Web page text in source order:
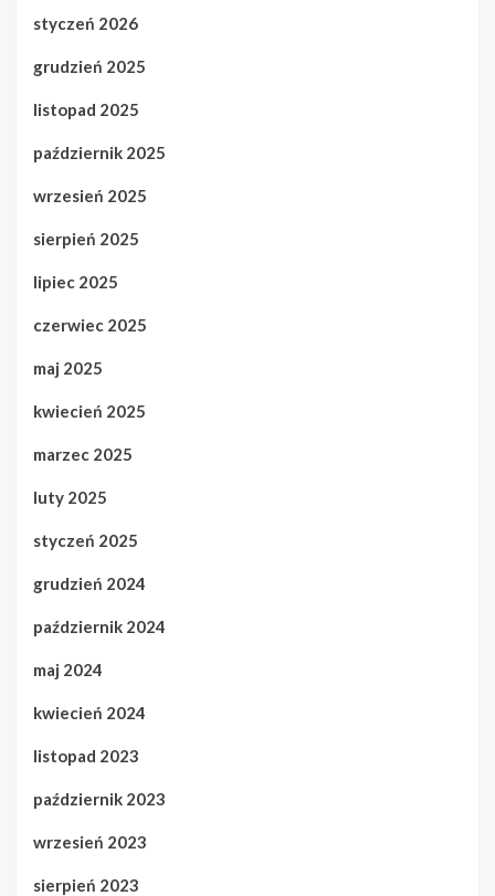
styczeń 2026
grudzień 2025
listopad 2025
październik 2025
wrzesień 2025
sierpień 2025
lipiec 2025
czerwiec 2025
maj 2025
kwiecień 2025
marzec 2025
luty 2025
styczeń 2025
grudzień 2024
październik 2024
maj 2024
kwiecień 2024
listopad 2023
październik 2023
wrzesień 2023
sierpień 2023